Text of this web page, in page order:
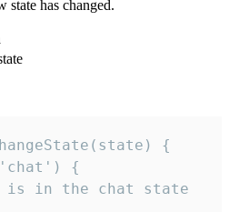
state has changed.
{
{
is in the chat state